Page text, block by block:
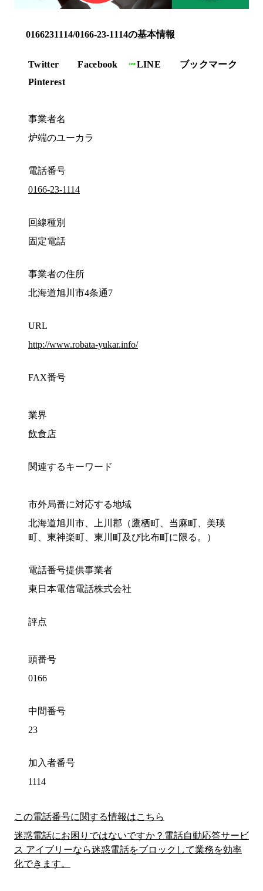
0166231114/0166-23-1114の基本情報
Twitter Facebook LINE
ブックマーク
Pinterest
事業者名
炉端のユーカラ
電話番号
0166-23-1114
回線種別
固定電話
事業者の住所
北海道旭川市4条通7
URL
http://www.robata-yukar.info/
FAX番号
業界
飲食店
関連するキーワード
市外局番に対応する地域
北海道旭川市、上川郡（鷹栖町、当麻町、美瑛
町、東神楽町、東川町及び比布町に限る。）
電話番号提供事業者
東日本電信電話株式会社
評点
頭番号
0166
中間番号
23
加入者番号
1114
この電話番号に関する情報はこちら
迷惑電話にお困りではないですか？電話自動応答サービ
ス アイブリーなら迷惑電話をブロックして業務を効率
化できます。